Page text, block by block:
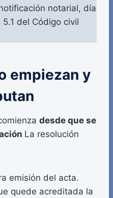
notarial, día
del Código civil
empiezan y
desde que se
La resolución
emisión del acta.
quede acreditada la